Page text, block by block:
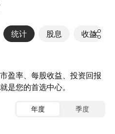
统计 股息 收益
盈率、每股收益、投资回报
是您的首选中心。
年度 季度